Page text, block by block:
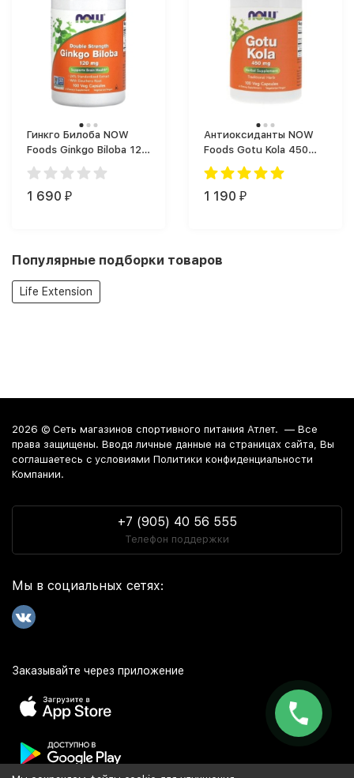
Гинкго Билоба NOW
Foods Ginkgo Biloba 120
мг (100 капс.)
1 690 ₽
Антиоксиданты NOW
Foods Gotu Kola 450
(100 капс.)
1 190 ₽
Популярные подборки товаров
Life Extension
2026 © Сеть магазинов спортивного питания Атлет. — Все
права защищены. Вводя личные данные на страницах сайта, Вы
соглашаетесь c условиями Политики конфиденциальности
Компании.
+7 (905) 40 56 555
Телефон поддержки
Мы в социальных сетях:
Заказывайте через приложение